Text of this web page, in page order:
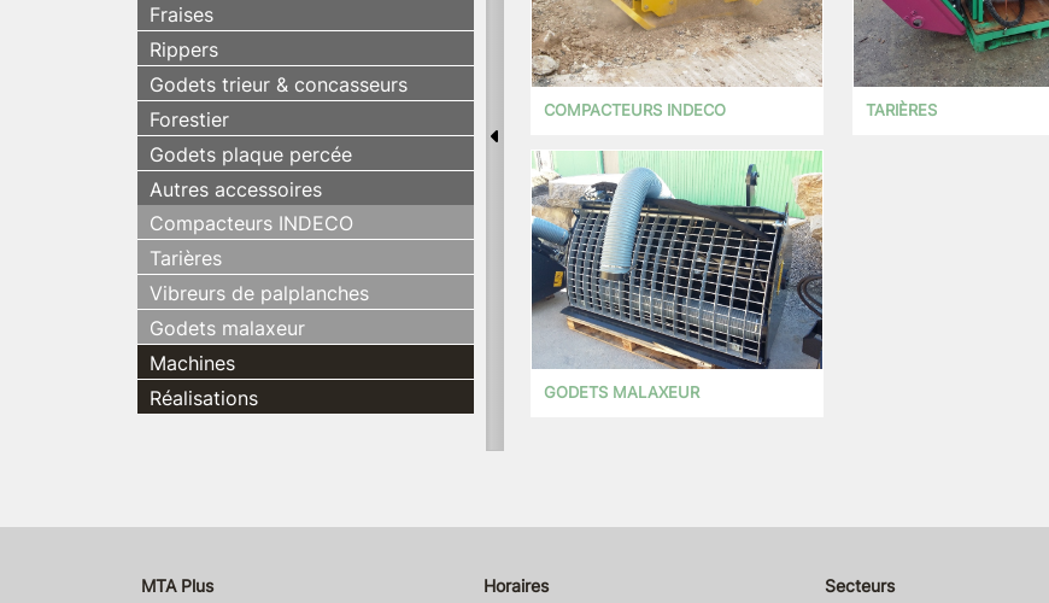
Fraises
Rippers
Godets trieur & concasseurs
Forestier
Godets plaque percée
Autres accessoires
Compacteurs INDECO
Tarières
Vibreurs de palplanches
Godets malaxeur
Machines
Réalisations
COMPACTEURS INDECO TARIÈRES
GODETS MALAXEUR
MTA Plus Horaires Secteurs